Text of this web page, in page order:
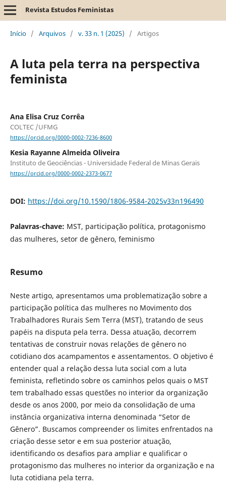
Revista Estudos Feministas
Início / Arquivos / v. 33 n. 1 (2025) / Artigos
A luta pela terra na perspectiva
feminista
Ana Elisa Cruz Corrêa
COLTEC /UFMG
https://orcid.org/0000-0002-7236-8600
Kesia Rayanne Almeida Oliveira
Instituto de Geociências - Universidade Federal de Minas Gerais
https://orcid.org/0000-0002-2373-0677
DOI: https://doi.org/10.1590/1806-9584-2025v33n196490
Palavras-chave: MST, participação política, protagonismo
das mulheres, setor de gênero, feminismo
Resumo
Neste artigo, apresentamos uma problematização sobre a
participação política das mulheres no Movimento dos
Trabalhadores Rurais Sem Terra (MST), tratando de seus
papéis na disputa pela terra. Dessa atuação, decorrem
tentativas de construir novas relações de gênero no
cotidiano dos acampamentos e assentamentos. O objetivo é
entender qual a relação dessa luta social com a luta
feminista, refletindo sobre os caminhos pelos quais o MST
tem trabalhado essas questões no interior da organização
desde os anos 2000, por meio da consolidação de uma
instância organizativa interna denominada “Setor de
Gênero”. Buscamos compreender os limites enfrentados na
criação desse setor e em sua posterior atuação,
identificando os desafios para ampliar e qualificar o
protagonismo das mulheres no interior da organização e na
luta cotidiana pela terra.